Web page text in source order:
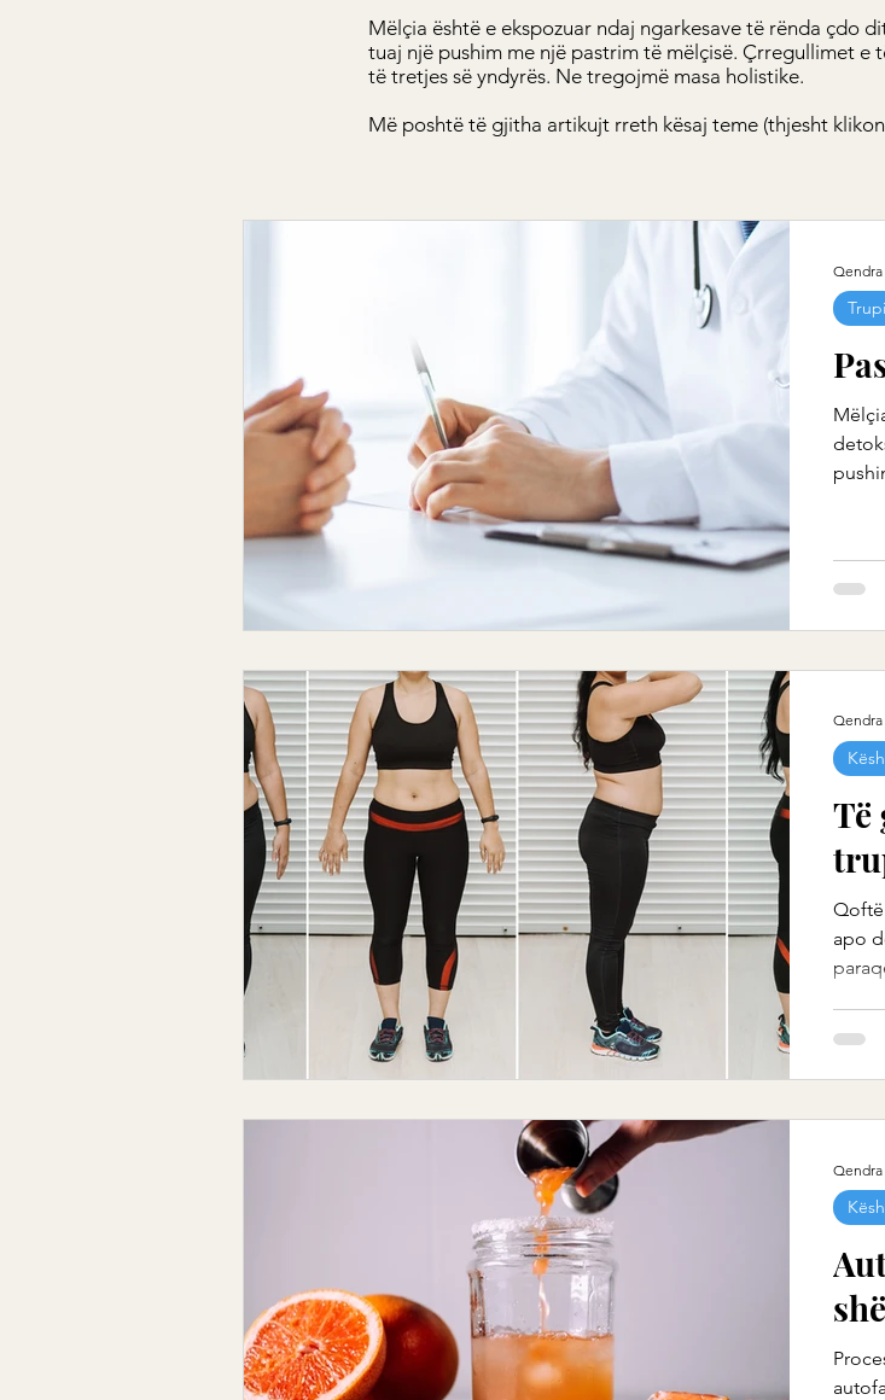
Mëlçia është e ekspozuar ndaj ngarkesave të rënda çdo
tuaj një pushim me një pastrim të mëlçisë. Çrregullimet e
të tretjes së yndyrës. Ne tregojmë masa holistike.
Më poshtë të gjitha artikujt rreth kësaj teme (thjesht
Trupi
Të
apo